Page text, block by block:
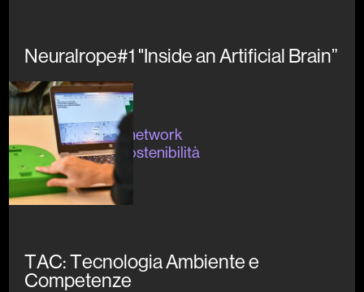
Neuralrope#1 "Inside an Artificial Brain”
Concluso
#divulgazione #network
#formazione #sostenibilità
TAC: Tecnologia Ambiente e
Competenze